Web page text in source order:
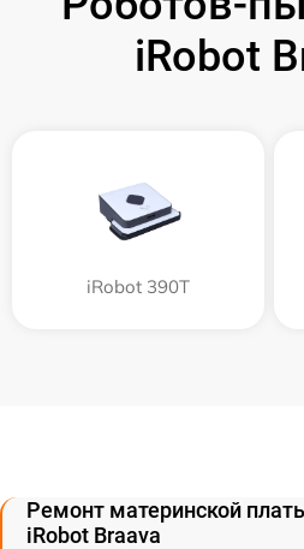
iRobot
iRobot 390T
Ремонт материнской
iRobot Braava